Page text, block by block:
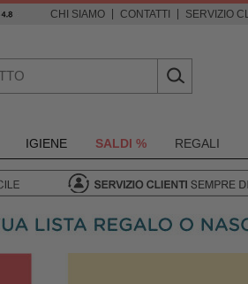
CHI SIAMO CONTATTI SERVIZIO
IGIENE SALDI % REGALI